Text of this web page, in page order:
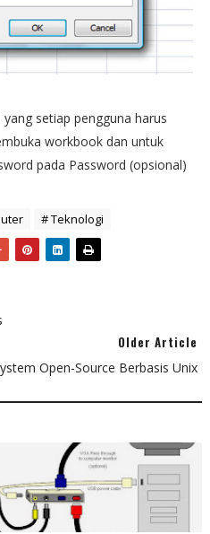
setiap pengguna harus
workbook dan untuk
pada Password (opsional)
# Teknologi
Older Article
Open-Source Berbasis Unix